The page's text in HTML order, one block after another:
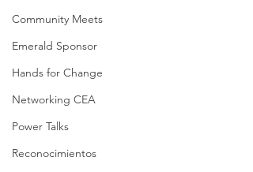
Community Meets
Emerald Sponsor
Hands for Change
Networking CEA
Power Talks
Reconocimientos